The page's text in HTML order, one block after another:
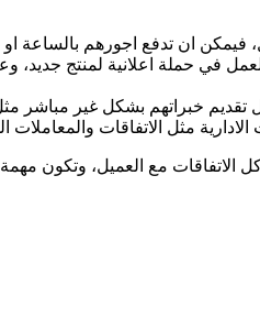
ان تدفع اجورهم بالساعة او
في حملة اعلانية لمنتج
مثل الاتفاقات
الاتفاقات مع العميل، وتكون